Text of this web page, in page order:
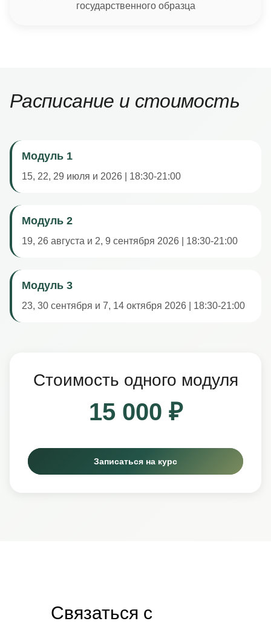
государственного образца
Расписание и стоимость
Модуль 1
15, 22, 29 июля и 2026 | 18:30-21:00
Модуль 2
19, 26 августа и 2, 9 сентября 2026 | 18:30-21:00
Модуль 3
23, 30 сентября и 7, 14 октября 2026 | 18:30-21:00
Стоимость одного модуля
15 000 ₽
Записаться на курс
Связаться с